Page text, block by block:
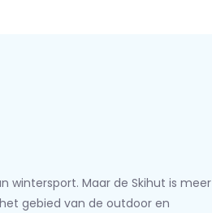
wintersport. Maar de Skihut is meer
gebied van de outdoor en